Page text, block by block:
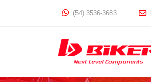
(54) 3536-3683